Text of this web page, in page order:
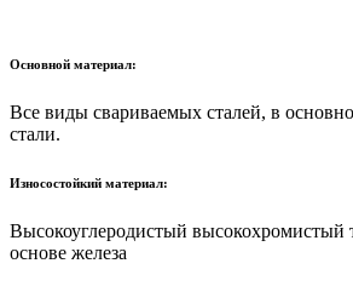
Основной материал:
Все виды свариваемых сталей, в
стали.
Износостойкий материал:
Высокоуглеродистый высокохромистый
основе железа